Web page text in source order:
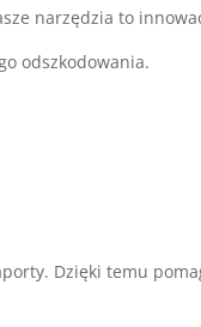
narzędzia to
odszkodowania.
Dzięki temu